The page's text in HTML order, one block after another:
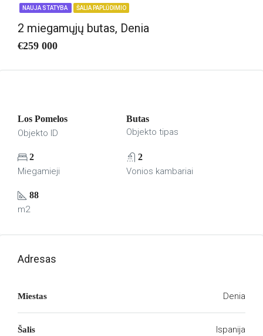
NAUJA STATYBA ŠALIA PAPLŪDIMIO
2 miegamųjų butas, Denia
€259 000
Los Pomelos
Objekto ID
Butas
Objekto tipas
2
Miegamieji
2
Vonios kambariai
88
m2
Adresas
Miestas Denia
Šalis Ispanija